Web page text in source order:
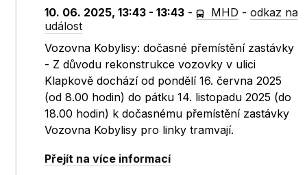
10. 06. 2025, 13:43 - 13:43 - MHD -odkaz na
událost
Vozovna Kobylisy: dočasné přemístění zastávky
- Z důvodu rekonstrukce vozovky v ulici
Klapkově dochází od pondělí 16. června 2025
(od 8.00 hodin) do pátku 14. listopadu 2025 (do
18.00 hodin) k dočasnému přemístění zastávky
Vozovna Kobylisy pro linky tramvají.
Přejít na více informací